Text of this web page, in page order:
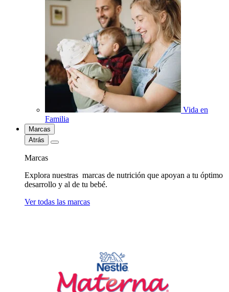
Vida en
Familia
Marcas
Atrás
Marcas
Explora nuestras marcas de nutrición que apoyan a tu óptimo
desarrollo y al de tu bebé.
Ver todas las marcas